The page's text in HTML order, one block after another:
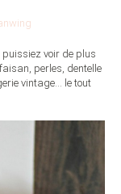
voir de plus
perles, dentelle
vintage… le tout